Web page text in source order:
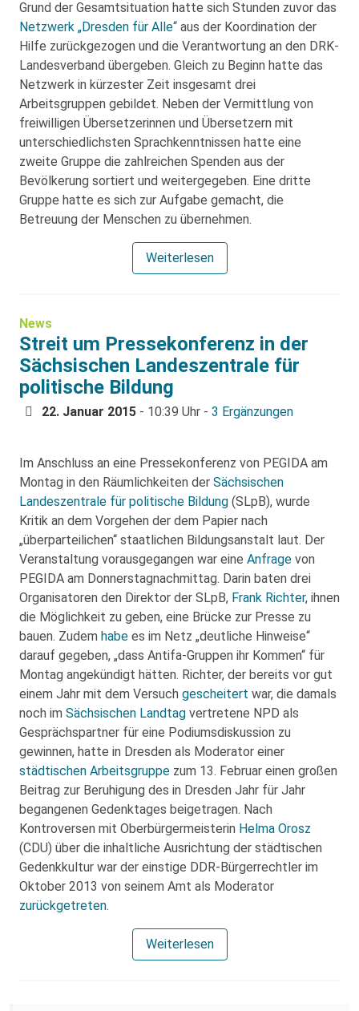
Grund der Gesamtsituation hatte sich Stunden zuvor das
Netzwerk „Dresden für Alle“ aus der Koordination der
Hilfe zurückgezogen und die Verantwortung an den DRK-
Landesverband übergeben. Gleich zu Beginn hatte das
Netzwerk in kürzester Zeit insgesamt drei
Arbeitsgruppen gebildet. Neben der Vermittlung von
freiwilligen Übersetzerinnen und Übersetzern mit
unterschiedlichsten Sprachkenntnissen hatte eine
zweite Gruppe die zahlreichen Spenden aus der
Bevölkerung sortiert und weitergegeben. Eine dritte
Gruppe hatte es sich zur Aufgabe gemacht, die
Betreuung der Menschen zu übernehmen.
Weiterlesen
News
Streit um Pressekonferenz in der
Sächsischen Landeszentrale für
politische Bildung
22. Januar 2015 - 10:39 Uhr - 3 Ergänzungen
Im Anschluss an eine Pressekonferenz von PEGIDA am
Montag in den Räumlichkeiten der Sächsischen
Landeszentrale für politische Bildung (SLpB), wurde
Kritik an dem Vorgehen der dem Papier nach
„überparteilichen“ staatlichen Bildungsanstalt laut. Der
Veranstaltung vorausgegangen war eine Anfrage von
PEGIDA am Donnerstagnachmittag. Darin baten drei
Organisatoren den Direktor der SLpB, Frank Richter, ihnen
die Möglichkeit zu geben, eine Brücke zur Presse zu
bauen. Zudem habe es im Netz „deutliche Hinweise“
darauf gegeben, „dass Antifa-Gruppen ihr Kommen“ für
Montag angekündigt hätten. Richter, der bereits vor gut
einem Jahr mit dem Versuch gescheitert war, die damals
noch im Sächsischen Landtag vertretene NPD als
Gesprächspartner für eine Podiumsdiskussion zu
gewinnen, hatte in Dresden als Moderator einer
städtischen Arbeitsgruppe zum 13. Februar einen großen
Beitrag zur Beruhigung des in Dresden Jahr für Jahr
begangenen Gedenktages beigetragen. Nach
Kontroversen mit Oberbürgermeisterin Helma Orosz
(CDU) über die inhaltliche Ausrichtung der städtischen
Gedenkkultur war der einstige DDR-Bürgerrechtler im
Oktober 2013 von seinem Amt als Moderator
zurückgetreten.
Weiterlesen